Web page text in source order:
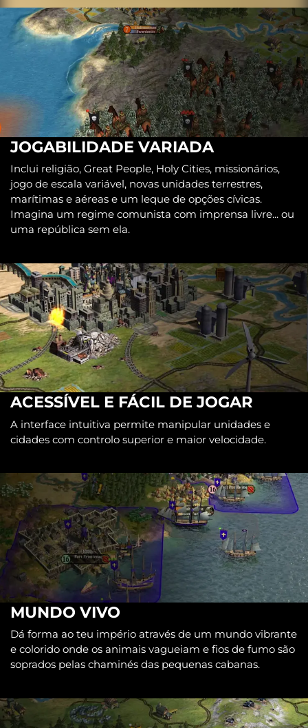
JOGABILIDADE VARIADA
Inclui religião, Great People, Holy Cities, missionários,
jogo de escala variável, novas unidades terrestres,
marítimas e aéreas e um leque de opções cívicas.
Imagina um regime comunista com imprensa livre... ou
uma república sem ela.
ACESSÍVEL E FÁCIL DE JOGAR
A interface intuitiva permite manipular unidades e
cidades com controlo superior e maior velocidade.
MUNDO VIVO
Dá forma ao teu império através de um mundo vibrante
e colorido onde os animais vagueiam e fios de fumo são
soprados pelas chaminés das pequenas cabanas.